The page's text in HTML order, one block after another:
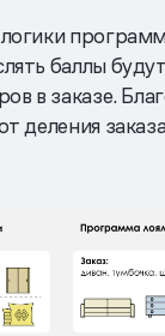
баллы
в заказе.
деления